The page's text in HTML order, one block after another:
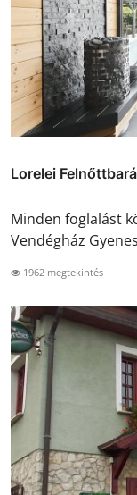
Lorelei
Minden foglalást
Vendégház
1962 megtekintés